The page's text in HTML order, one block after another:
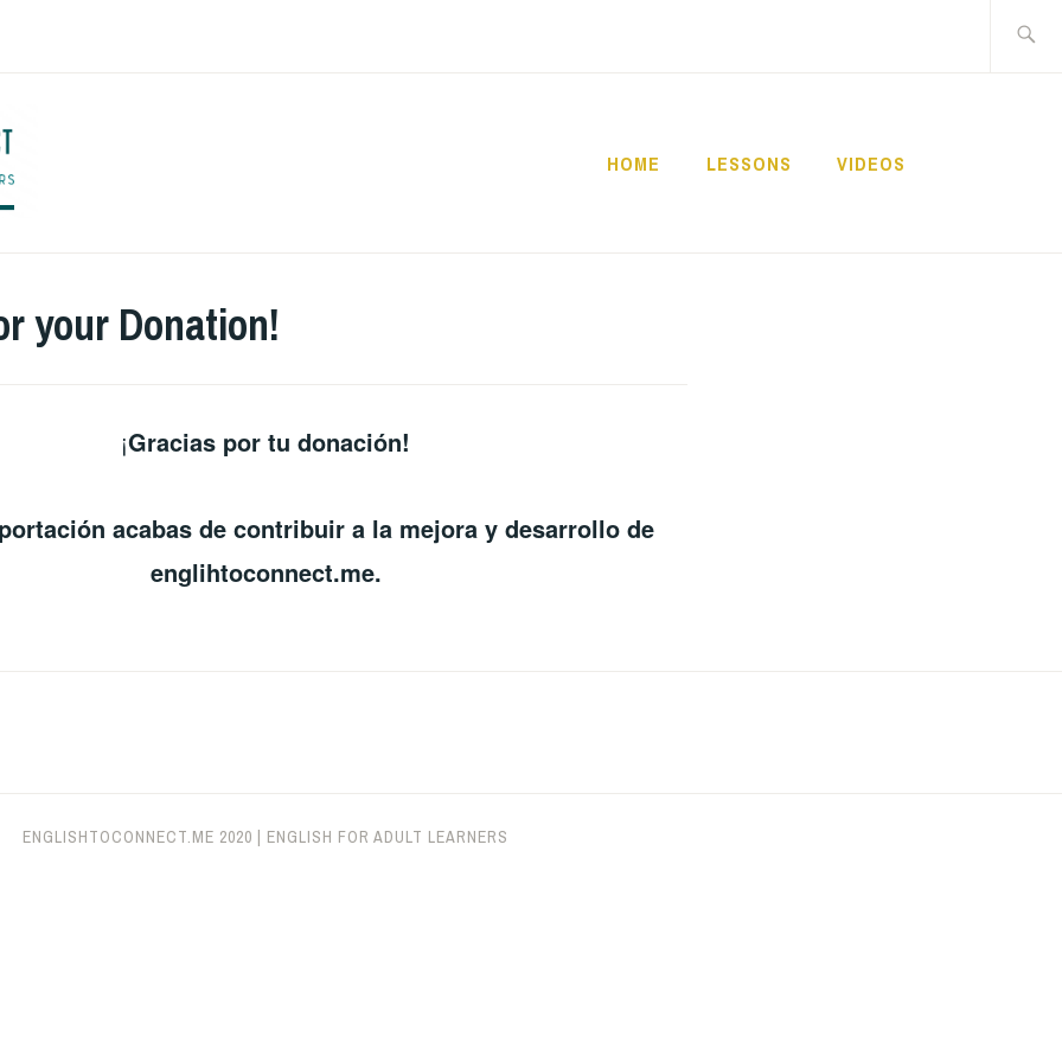
HOME LESSONS VIDEOS
your Donation!
¡Gracias por tu donación!
acabas de contribuir a la mejora y desarrollo de
englihtoconnect.me.
ENGLISHTOCONNECT.ME 2020 | ENGLISH FOR ADULT LEARNERS